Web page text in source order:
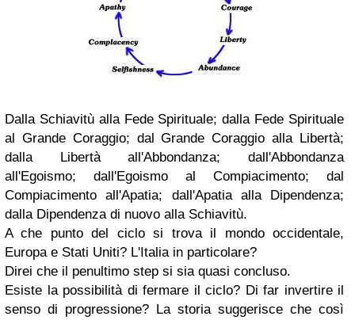
Dalla Schiavitù alla Fede Spirituale; dalla Fede Spirituale
al Grande Coraggio; dal Grande Coraggio alla Libertà;
dalla Libertà all'Abbondanza; dall'Abbondanza
all'Egoismo; dall'Egoismo al Compiacimento; dal
Compiacimento all'Apatia; dall'Apatia alla Dipendenza;
dalla Dipendenza di nuovo alla Schiavitù.
A che punto del ciclo si trova il mondo occidentale,
Europa e Stati Uniti? L'Italia in particolare?
Direi che il penultimo step si sia quasi concluso.
Esiste la possibilità di fermare il ciclo? Di far invertire il
senso di progressione? La storia suggerisce che così